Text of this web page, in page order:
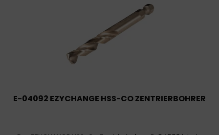
E-04092 EZYCHANGE HSS-CO ZENTRIERBOHRER